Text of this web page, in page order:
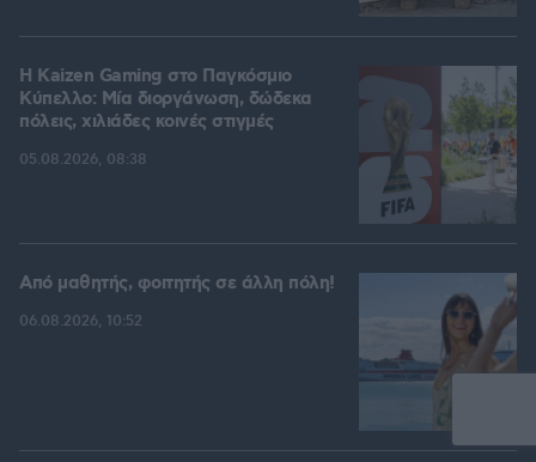
H Kaizen Gaming στο Παγκόσμιο
Kύπελλο: Μία διοργάνωση, δώδεκα
πόλεις, χιλιάδες κοινές στιγμές
05.08.2026, 08:38
Από μαθητής, φοιτητής σε άλλη πόλη!
06.08.2026, 10:52